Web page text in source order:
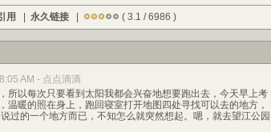
用 永久链接 ( 3.1 / 6986 )
AM - 点点滴滴
以每次只要看到太阳我都会兴奋地想要跑出去，今天早上考
温暖的照在身上，跑回寝室打开地图四处寻找可以去的地方，
过的一个地方而已，不知怎么就突然想起。嗯，就去望江公园